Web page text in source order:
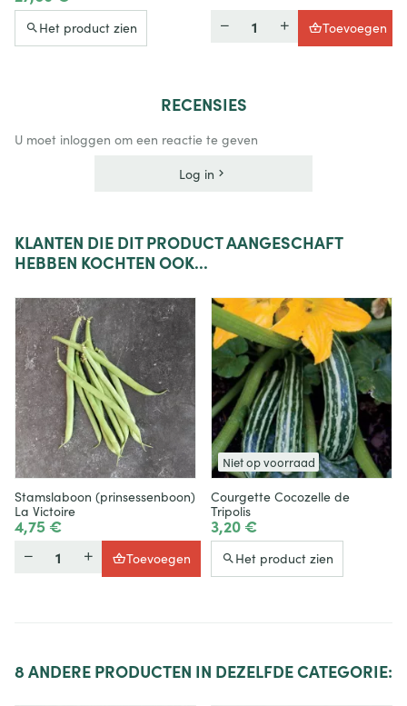
Het product zien Toevoegen
RECENSIES
U moet inloggen om een reactie te geven
Log in
KLANTEN DIE DIT PRODUCT AANGESCHAFT
HEBBEN KOCHTEN OOK...
Stamslaboon (prinsessenboon)
La Victoire
4,75 €
Toevoegen
Niet op voorraad
Courgette Cocozelle de
Tripolis
3,20 €
Het product zien
8 ANDERE PRODUCTEN IN DEZELFDE CATEGORIE: